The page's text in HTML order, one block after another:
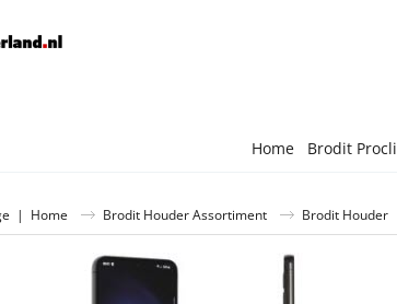
Home Brodit
| Home Brodit Houder Assortiment Brodit Houder